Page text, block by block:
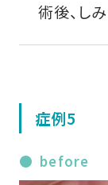
術後、し
症例5
before